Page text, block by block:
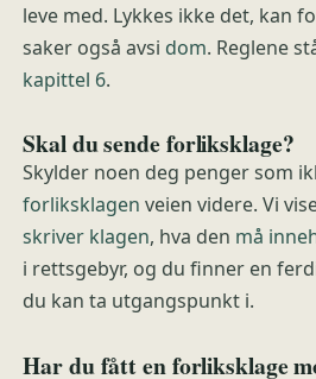
leve med. Lykkes ikke det, kan
saker også avsi dom. Reglene
kapittel 6.
Skal du sende forliksklage?
Skylder noen deg penger som
forliksklagen veien videre. Vi
skriver klagen, hva den må
i rettsgebyr, og du finner en
du kan ta utgangspunkt i.
Har du fått en forliksklage